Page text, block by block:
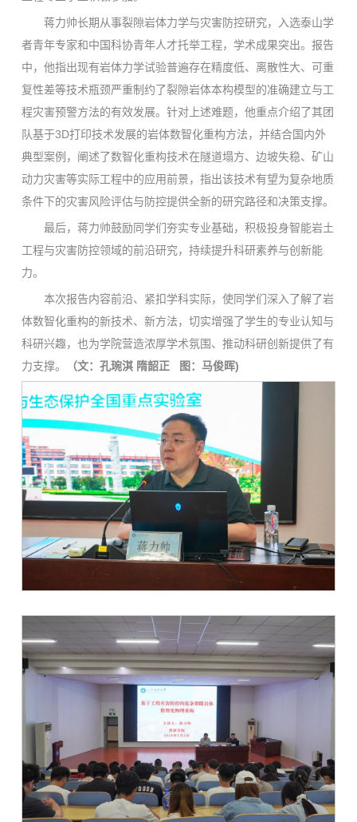
蒋力帅长期从事裂隙岩体力学与灾害防控研究，入选泰山学
者青年专家和中国科协青年人才托举工程，学术成果突出。报告
中，他指出现有岩体力学试验普遍存在精度低、离散性大、可重
复性差等技术瓶颈严重制约了裂隙岩体本构模型的准确建立与工
程灾害预警方法的有效发展。针对上述难题，他重点介绍了其团
队基于3D打印技术发展的岩体数智化重构方法，并结合国内外
典型案例，阐述了数智化重构技术在隧道塌方、边坡失稳、矿山
动力灾害等实际工程中的应用前景，指出该技术有望为复杂地质
条件下的灾害风险评估与防控提供全新的研究路径和决策支撑。
最后，蒋力帅鼓励同学们夯实专业基础，积极投身智能岩土
工程与灾害防控领域的前沿研究，持续提升科研素养与创新能
力。
本次报告内容前沿、紧扣学科实际，使同学们深入了解了岩
体数智化重构的新技术、新方法，切实增强了学生的专业认知与
科研兴趣，也为学院营造浓厚学术氛围、推动科研创新提供了有
力支撑。
（文： 孔琬淇 隋韶正 图： 马俊晖)